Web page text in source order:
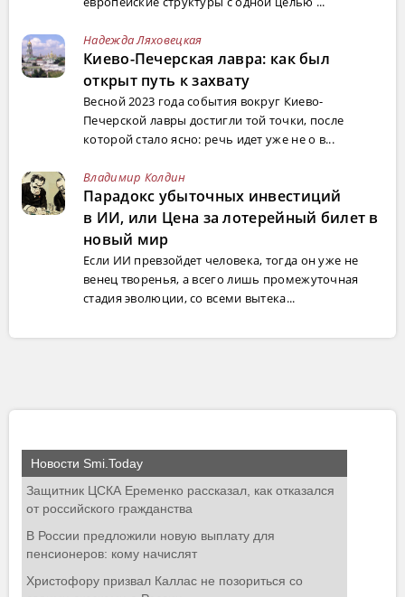
Надежда Ляховецкая
Киево-Печерская лавра: как был
открыт путь к захвату
Весной 2023 года события вокруг Киево-
Печерской лавры достигли той точки, после
которой стало ясно: речь идет уже не о в...
Владимир Колдин
Парадокс убыточных инвестиций
в ИИ, или Цена за лотерейный билет в
новый мир
Если ИИ превзойдет человека, тогда он уже не
венец творенья, а всего лишь промежуточная
стадия эволюции, со всеми вытека...